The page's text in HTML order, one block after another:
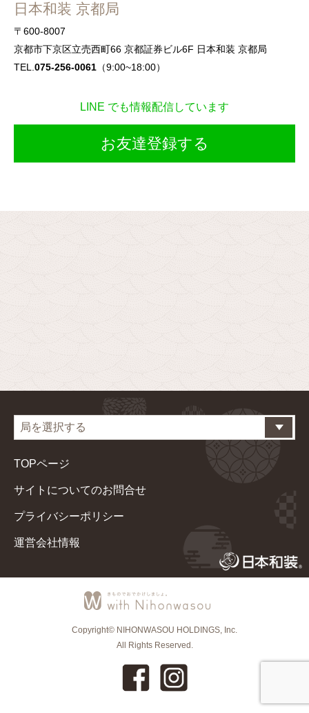
日本和装 京都局
〒600-8007
京都市下京区立売西町66 京都証券ビル6F 日本和装 京都局
TEL. 075-256-0061 （9:00~18:00）
LINE でも情報配信しています
お友達登録する
TOPページ
サイトについてのお問合せ
プライバシーポリシー
運営会社情報
Copyright© NIHONWASOU HOLDINGS, Inc.
All Rights Reserved.